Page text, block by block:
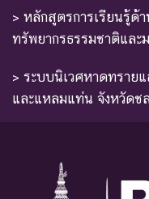
> หลักสูตรการเรียนรู้ด้
ทรัพยากรธรรมชาติและ
> ระบบนิเวศหาดทราย
และแหลมแท่น จังหวัดช